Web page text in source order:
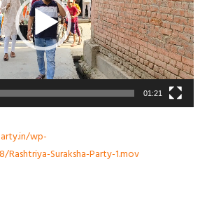
01:21
wp-
Suraksha-Party-1.mov